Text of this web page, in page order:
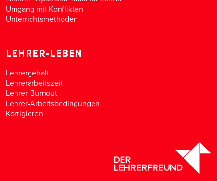
Umgang mit Konflikten
Unterrichtsmethoden
LEHRER-LEBEN
Lehrergehalt
Lehrerarbeitszeit
Lehrer-Burnout
Lehrer-Arbeitsbedingungen
Korrigieren